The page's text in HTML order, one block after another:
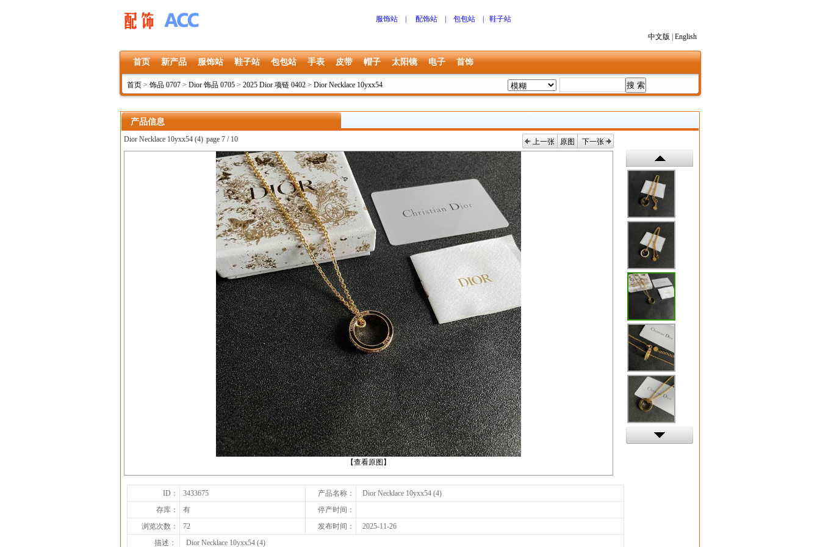
服饰站 配饰站 包包站 鞋子站
中文版 English
首页 新产品 服饰站 鞋子站 包包站 手表 皮带 帽子 太阳镜 电子 首饰
首页 > 饰品 0707 > Dior 饰品 0705 > 2025 Dior 项链 0402 > Dior Necklace 10yxx54
产品信息
Dior Necklace 10yxx54 (4) page 7 / 10 上一张 原图 下一张
【查看原图】
上一张
下一张
ID： 3433675 产品名称：
Dior Necklace 10yxx54 (4)
存库：
有
停产时间：
浏览次数：
72 发布时间：
2025-11-26
描述：
Dior Necklace 10yxx54 (4)